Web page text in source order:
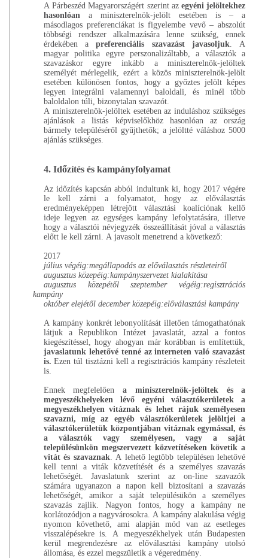
A Párbeszéd Magyarországért szerint az egyéni jelöltekhez
hasonlóan a miniszterelnök-jelölt esetében is – a
másodlagos preferenciákat is figyelembe vevő – abszolút
többségi rendszer alkalmazására lenne szükség, ennek
érdekében apreferenciális szavazást javasoljuk . A
magyar politika egyre perszonalizáltabb, a választók a
szavazáskor egyre inkább a miniszterelnök-jelöltek
személyét mérlegelik, ezért a közös miniszterelnök-jelölt
esetében különösen fontos, hogy a győztes jelölt képes
legyen integrálni valamennyi baloldali, és minél több
baloldalon túli, bizonytalan szavazót.
A miniszterelnök-jelöltek esetében az induláshoz szükséges
ajánlások a listás képviselőkhöz hasonlóan az ország
bármely településéről gyűjthetők; a jelöltté váláshoz 5000
ajánlás szükséges.
4. Időzítés és kampányfolyamat
Az időzítés kapcsán abból indultunk ki, hogy 2017 végére
le kell zárni a folyamatot, hogy az előválasztás
eredményeképpen létrejött választási koalíciónak kellő
ideje legyen az egységes kampány lefolytatására, illetve
hogy a választói névjegyzék összeállítását jóval a választás
előtt le kell zárni. A javasolt menetrend a következő:
2017
július végéig:megállapodás az előválasztás részleteiről
augusztus közepéig:kampányszervezet kialakítása
augusztus közepétől szeptember végéig:regisztrációs
kampány
október elejétől december közepéig:előválasztási kampány
A kampány konkrét lebonyolítását illetően támogathatónak
látjuk a Republikon Intézet javaslatát, azzal a fontos
kiegészítéssel, hogy ahogyan már korábban is említettük,
javaslatunk lehetővé tenné az interneten való szavazást
is. Ezen túl tisztázni kell a regisztrációs kampány részleteit
is.
Ennek megfelelőena miniszterelnök-jelöltek és a
megyeszékhelyeken lévő egyéni választókerületek a
megyeszékhelyen vitáznak és lehet rájuk személyesen
szavazni, míg az egyéb választókerületek jelöltjei a
választókerületük központjában vitáznak egymással, és
a választók vagy személyesen, vagy a saját
településünkön megszervezett közvetítéseken követik a
vitát és szavaznak . A lehető legtöbb településen lehetővé
kell tenni a viták közvetítését és a személyes szavazás
lehetőségét. Javaslatunk szerint az on-line szavazók
számára ugyanazon a napon kell biztosítani a szavazás
lehetőségét, amikor a saját településükön a személyes
szavazás zajlik. Nagyon fontos, hogy a kampány ne
korlátozódjon a nagyvárosokra. A kampány alakulása végig
nyomon követhető, ami alapján mód van az esetleges
visszalépésekre is. A megyeszékhelyek után Budapesten
kerül megrendezésre az előválasztási kampány utolsó
állomása, és ezzel megszületik a végeredmény.